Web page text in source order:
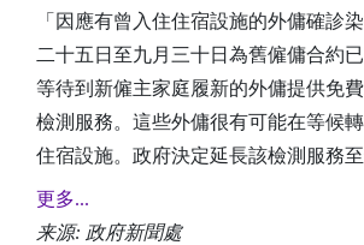
「因應有曾入住住宿設施的外傭確診
二十五日至九月三十日為舊僱傭合約
等待到新僱主家庭履新的外傭提供免
檢測服務。這些外傭很有可能在等候
住宿設施。政府決定延長該檢測服務
更多...
来源: 政府新聞處